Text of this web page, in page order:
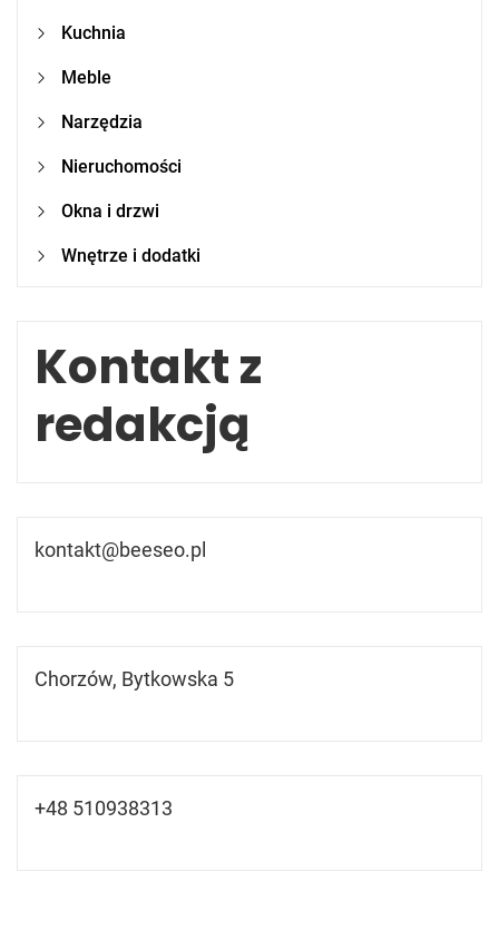
Kuchnia
Meble
Narzędzia
Nieruchomości
Okna i drzwi
Wnętrze i dodatki
Kontakt z
redakcją
kontakt@beeseo.pl
Chorzów, Bytkowska 5
+48 510938313